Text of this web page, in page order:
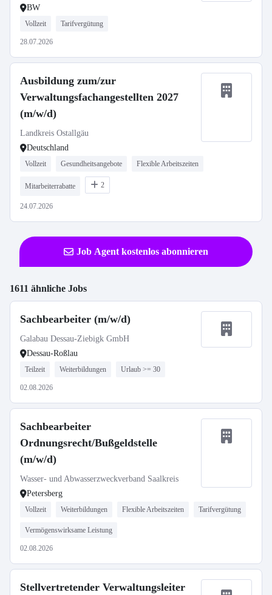
BW
Vollzeit Tarifvergütung
28.07.2026
Ausbildung zum/zur
Verwaltungsfachangestellten 2027
(m/w/d)
Landkreis Ostallgäu
Deutschland
Vollzeit Gesundheitsangebote Flexible Arbeitszeiten
Mitarbeiterrabatte 2
24.07.2026
Job Agent kostenlos abonnieren
1611 ähnliche Jobs
Sachbearbeiter (m/w/d)
Galabau Dessau-Ziebigk GmbH
Dessau-Roßlau
Teilzeit Weiterbildungen Urlaub >= 30
02.08.2026
Sachbearbeiter
Ordnungsrecht/Bußgeldstelle
(m/w/d)
Wasser- und Abwasserzweckverband Saalkreis
Petersberg
Vollzeit Weiterbildungen Flexible Arbeitszeiten Tarifvergütung
Vermögenswirksame Leistung
02.08.2026
Stellvertretender Verwaltungsleiter